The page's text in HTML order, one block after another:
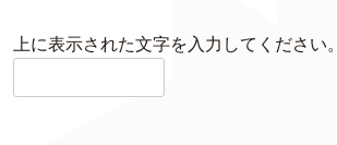
上に表示された文字を入力してください。